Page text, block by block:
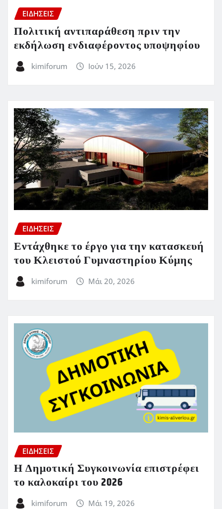
ΕΙΔΗΣΕΙΣ
Πολιτική αντιπαράθεση πριν την
εκδήλωση ενδιαφέροντος υποψηφίου
kimiforum Ιούν 15, 2026
ΕΙΔΗΣΕΙΣ
Εντάχθηκε το έργο για την κατασκευή
του Κλειστού Γυμναστηρίου Κύμης
kimiforum Μάι 20, 2026
ΕΙΔΗΣΕΙΣ
Η Δημοτική Συγκοινωνία επιστρέφει
το καλοκαίρι του 2026
kimiforum Μάι 19, 2026